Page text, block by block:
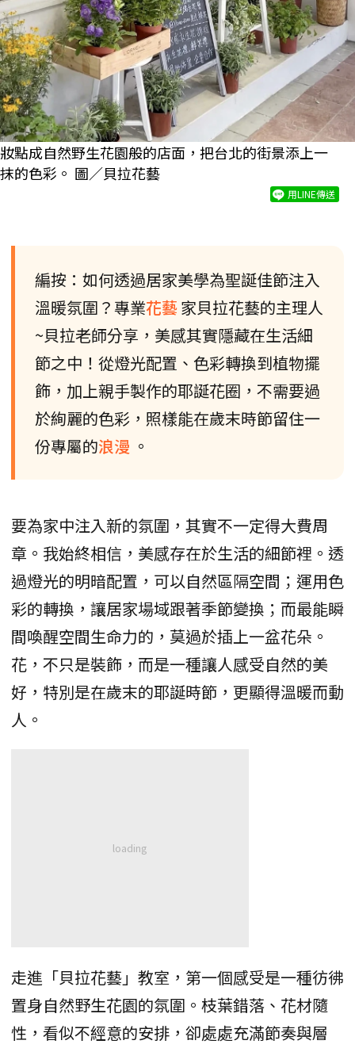
妝點成自然野生花園般的店面，把台北的街景添上一
抹的色彩。 圖／貝拉花藝
用LINE傳送
編按：如何透過居家美學為聖誕佳節注入
溫暖氛圍？專業花藝家貝拉花藝的主理人
~貝拉老師分享，美感其實隱藏在生活細
節之中！從燈光配置、色彩轉換到植物擺
飾，加上親手製作的耶誕花圈，不需要過
於絢麗的色彩，照樣能在歲末時節留住一
份專屬的浪漫 。
要為家中注入新的氛圍，其實不一定得大費周
章。我始終相信，美感存在於生活的細節裡。透
過燈光的明暗配置，可以自然區隔空間；運用色
彩的轉換，讓居家場域跟著季節變換；而最能瞬
間喚醒空間生命力的，莫過於插上一盆花朵。
花，不只是裝飾，而是一種讓人感受自然的美
好，特別是在歲末的耶誕時節，更顯得溫暖而動
人。
走進「貝拉花藝」教室，第一個感受是一種彷彿
置身自然野生花園的氛圍。枝葉錯落、花材隨
性，看似不經意的安排，卻處處充滿節奏與層